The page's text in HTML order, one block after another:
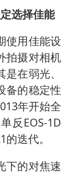
选择佳能
使用佳能设
拍摄对相机
在弱光、
备的稳定性
年开始全
反EOS-1D
迭代。
下的对焦速